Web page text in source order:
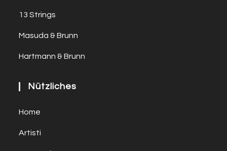
13 Strings
Masuda & Brunn
Hartmann & Brunn
Nützliches
Home
Artisti